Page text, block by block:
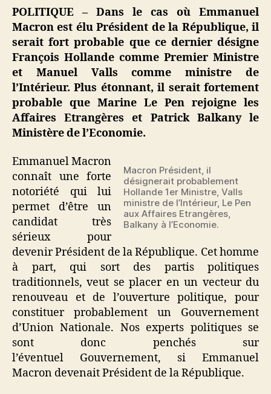
:
Hollande
1er
ministre
et
Valls
à
l’intérieur,
Le
étrangères
POLITIQUE – Dans le cas où Emmanuel
Macron est élu Président de la République, il
serait fort probable que ce dernier désigne
François Hollande comme Premier Ministre
et Manuel Valls comme ministre de
l’Intérieur. Plus étonnant, il serait fortement
probable que Marine Le Pen rejoigne les
Affaires Etrangères et Patrick Balkany le
Ministère de l’Economie.
Macron Président, il
désignerait probablement
Hollande 1er Ministre, Valls
ministre de l’Intérieur, Le Pen
aux Affaires Etrangères,
Balkany à l’Economie.
Emmanuel Macron
connaît une forte
notoriété qui lui
permet d’être un
candidat très
sérieux pour
devenir Président de la République. Cet homme
à part, qui sort des partis politiques
traditionnels, veut se placer en un vecteur du
renouveau et de l’ouverture politique, pour
constituer probablement un Gouvernement
d’Union Nationale. Nos experts politiques se
sont donc penchés sur
l’éventuel Gouvernement, si Emmanuel
Macron devenait Président de la République.